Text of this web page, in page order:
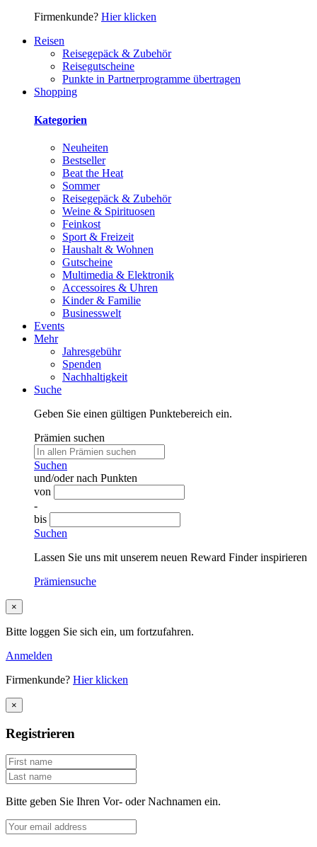
Firmenkunde? Hier klicken
Reisen
Reisegepäck & Zubehör
Reisegutscheine
Punkte in Partnerprogramme übertragen
Shopping
Kategorien
Neuheiten
Bestseller
Beat the Heat
Sommer
Reisegepäck & Zubehör
Weine & Spirituosen
Feinkost
Sport & Freizeit
Haushalt & Wohnen
Gutscheine
Multimedia & Elektronik
Accessoires & Uhren
Kinder & Familie
Businesswelt
Events
Mehr
Jahresgebühr
Spenden
Nachhaltigkeit
Suche
Geben Sie einen gültigen Punktebereich ein.
Prämien suchen
Suchen
und/oder nach Punkten
von
-
bis
Suchen
Lassen Sie uns mit unserem neuen Reward Finder inspirieren
Prämiensuche
×
Bitte loggen Sie sich ein, um fortzufahren.
Anmelden
Firmenkunde? Hier klicken
×
Registrieren
Bitte geben Sie Ihren Vor- oder Nachnamen ein.